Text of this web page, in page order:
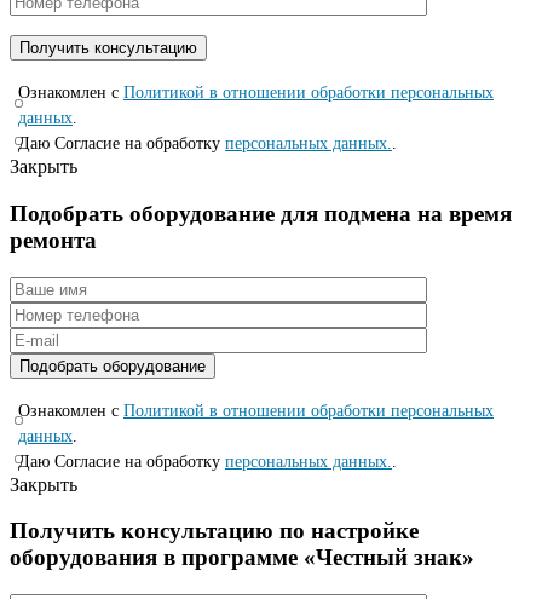
Ознакомлен с Политикой в отношении обработки персональных
данных.
Даю Согласие на обработку персональных данных..
Закрыть
Подобрать оборудование для подмена на время
ремонта
Ознакомлен с Политикой в отношении обработки персональных
данных
Даю Согласие на обработку персональных данных.
Закрыть
Получить консультацию по настройке
оборудования в программе «Честный знак»